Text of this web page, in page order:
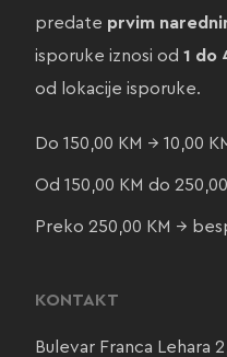
predate prvim
isporuke iznosi od 1 do
od lokacije isporuke.
Do 150,00 KM → 10,00
Od 150,00 KM do
Preko 250,00 KM →
KONTAKT
Bulevar Franca Lehara